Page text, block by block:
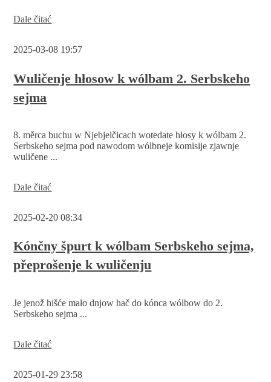
Dale čitaćKonstituowanje
sejma
2025-03-08 19:57
Wuličenje hłosow k wólbam 2. Serbskeho
sejma
8. měrca buchu w Njebjelčicach wotedate hłosy k wólbam 2.
Serbskeho sejma pod nawodom wólbneje komisije zjawnje
wuličene ...
Dale čitaćWuličenje
wólbam
Serbskeho
sejma
2025-02-20 08:34
Kónčny špurt k wólbam Serbskeho sejma,
přeprošenje k wuličenju
Je jenož hišće mało dnjow hač do kónca wólbow do 2.
Serbskeho sejma ...
Dale čitaćKónčny
wólbam
2025-01-29 23:58